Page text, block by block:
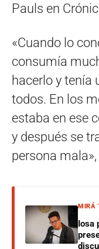
Pauls en
«Cuando lo
consumía
hacerlo y tenía
todos. En los
estaba en ese
y después se
persona
MIRÁ
Iosa